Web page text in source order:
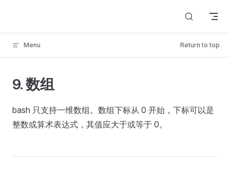
Menu Return to top
9. 数组
bash 只支持一维数组。数组下标从 0 开始，下标可以是
整数或算术表达式，其值应大于或等于 0。